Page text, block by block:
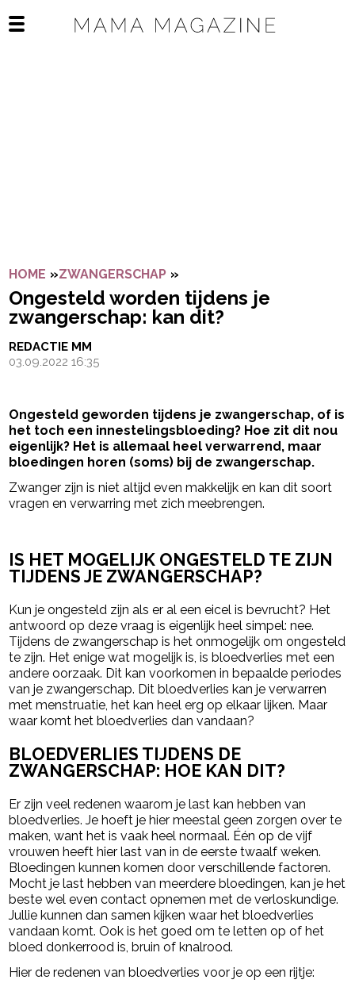
Open het mobiele menu
HOME »ZWANGERSCHAP »
Ongesteld worden tijdens je
zwangerschap: kan dit?
REDACTIE MM
03.09.2022 16:35
Ongesteld geworden tijdens je zwangerschap, of is
het toch een innestelingsbloeding? Hoe zit dit nou
eigenlijk? Het is allemaal heel verwarrend, maar
bloedingen horen (soms) bij de zwangerschap.
Zwanger zijn is niet altijd even makkelijk en kan dit soort
vragen en verwarring met zich meebrengen.
IS HET MOGELIJK ONGESTELD TE ZIJN
TIJDENS JE ZWANGERSCHAP?
Kun je ongesteld zijn als er al een eicel is bevrucht? Het
antwoord op deze vraag is eigenlijk heel simpel: nee.
Tijdens de zwangerschap is het onmogelijk om ongesteld
te zijn. Het enige wat mogelijk is, is bloedverlies met een
andere oorzaak. Dit kan voorkomen in bepaalde periodes
van je zwangerschap. Dit bloedverlies kan je verwarren
met menstruatie, het kan heel erg op elkaar lijken. Maar
waar komt het bloedverlies dan vandaan?
BLOEDVERLIES TIJDENS DE
ZWANGERSCHAP: HOE KAN DIT?
Er zijn veel redenen waarom je last kan hebben van
bloedverlies. Je hoeft je hier meestal geen zorgen over te
maken, want het is vaak heel normaal. Één op de vijf
vrouwen heeft hier last van in de eerste twaalf weken.
Bloedingen kunnen komen door verschillende factoren.
Mocht je last hebben van meerdere bloedingen, kan je het
beste wel even contact opnemen met de verloskundige.
Jullie kunnen dan samen kijken waar het bloedverlies
vandaan komt. Ook is het goed om te letten op of het
bloed donkerrood is, bruin of knalrood.
Hier de redenen van bloedverlies voor je op een rijtje: